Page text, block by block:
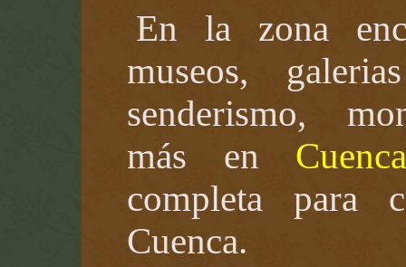
En la zona
museos,
senderismo,
más en
completa para
Cuenca.